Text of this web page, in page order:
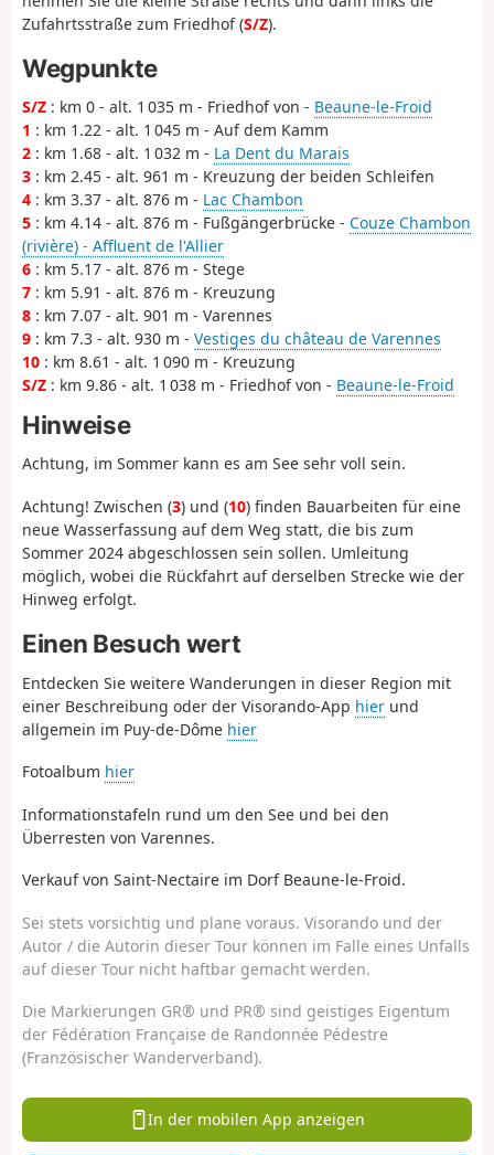
Zufahrtsstraße zum Friedhof (S/Z).
Wegpunkte
S/Z : km 0 - alt. 1 035 m - Friedhof von - Beaune-le-Froid
1 : km 1.22 - alt. 1 045 m - Auf dem Kamm
2 : km 1.68 - alt. 1 032 m - La Dent du Marais
3 : km 2.45 - alt. 961 m - Kreuzung der beiden Schleifen
4 : km 3.37 - alt. 876 m - Lac Chambon
5 : km 4.14 - alt. 876 m - Fußgängerbrücke - Couze Chambon
(rivière) - Affluent de l'Allier
6 : km 5.17 - alt. 876 m - Stege
7 : km 5.91 - alt. 876 m - Kreuzung
8 : km 7.07 - alt. 901 m - Varennes
9 : km 7.3 - alt. 930 m - Vestiges du château de Varennes
10 : km 8.61 - alt. 1 090 m - Kreuzung
S/Z : km 9.86 - alt. 1 038 m - Friedhof von - Beaune-le-Froid
Hinweise
Achtung, im Sommer kann es am See sehr voll sein.
Achtung! Zwischen (3) und (10) finden Bauarbeiten für eine
neue Wasserfassung auf dem Weg statt, die bis zum
Sommer 2024 abgeschlossen sein sollen. Umleitung
möglich, wobei die Rückfahrt auf derselben Strecke wie der
Hinweg erfolgt.
Einen Besuch wert
Entdecken Sie weitere Wanderungen in dieser Region mit
einer Beschreibung oder der Visorando-App hier und
allgemein im Puy-de-Dôme hier
Fotoalbum hier
Informationstafeln rund um den See und bei den
Überresten von Varennes.
Verkauf von Saint-Nectaire im Dorf Beaune-le-Froid.
Sei stets vorsichtig und plane voraus. Visorando und der
Autor / die Autorin dieser Tour können im Falle eines Unfalls
auf dieser Tour nicht haftbar gemacht werden.
Die Markierungen GR® und PR® sind geistiges Eigentum
der Fédération Française de Randonnée Pédestre
(Französischer Wanderverband).
In der mobilen App anzeigen